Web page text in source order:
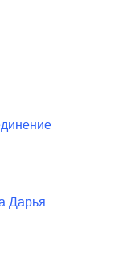
Дарья